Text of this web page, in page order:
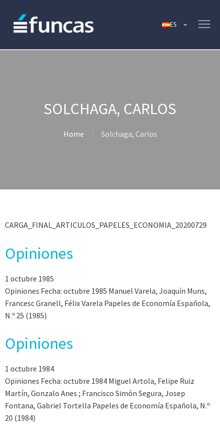
SOLCHAGA, CARLOS
Home Solchaga, Carlos
CARGA_FINAL_ARTICULOS_PAPELES_ECONOMIA_20200729
Opiniones
1 octubre 1985
Opiniones Fecha: octubre 1985 Manuel Varela, Joaquín Muns,
Francesc Granell, Félix Varela Papeles de Economía Española,
N.º 25 (1985)
Opiniones
1 octubre 1984
Opiniones Fecha: octubre 1984 Miguel Artola, Felipe Ruiz
Martín, Gonzalo Anes ; Francisco Simón Segura, Josep
Fontana, Gabriel Tortella Papeles de Economía Española, N.º
20 (1984)